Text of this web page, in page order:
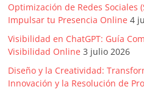
Optimización de Redes Sociales
Impulsar tu Presencia Online 4
Visibilidad en ChatGPT: Guía
Visibilidad Online 3 julio 2026
Diseño y la Creatividad:
Innovación y la Resolución de